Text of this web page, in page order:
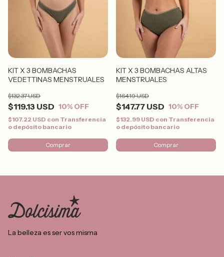
KIT X 3 BOMBACHAS
VEDETTINAS MENSTRUALES
$119.13 USD
$132.37 USD
10% OFF
$107.22 USD con Transferencia
o depósito bancario
Comprar
KIT X 3 BOMBACHAS ALTAS
MENSTRUALES
$147.77 USD
$164.19 USD
10% OFF
$132.99 USD con Transferencia
o depósito bancario
Comprar
La belleza es ser vos misma